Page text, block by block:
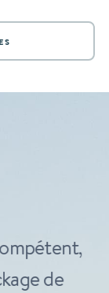
de